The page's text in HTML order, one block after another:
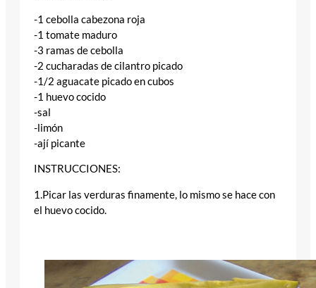
-1 cebolla cabezona roja
-1 tomate maduro
-3 ramas de cebolla
-2 cucharadas de cilantro picado
-1/2 aguacate picado en cubos
-1 huevo cocido
-sal
-limón
-ají picante
INSTRUCCIONES:
1.Picar las verduras finamente, lo mismo se hace con
el huevo cocido.